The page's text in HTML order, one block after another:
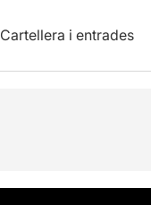
Cartellera i entrades
Opinions Articles